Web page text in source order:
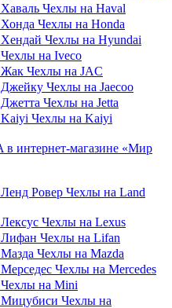
Чехлы на Haval
Чехлы на Honda
Чехлы на Hyundai
Чехлы на Iveco
Чехлы на JAC
Чехлы на Jaecoo
Чехлы на Jetta
Чехлы на Kaiyi
Чехлы на Land
Чехлы на Lexus
Чехлы на Lifan
Чехлы на Mazda
Чехлы на Mercedes
Чехлы на Mini
Чехлы на